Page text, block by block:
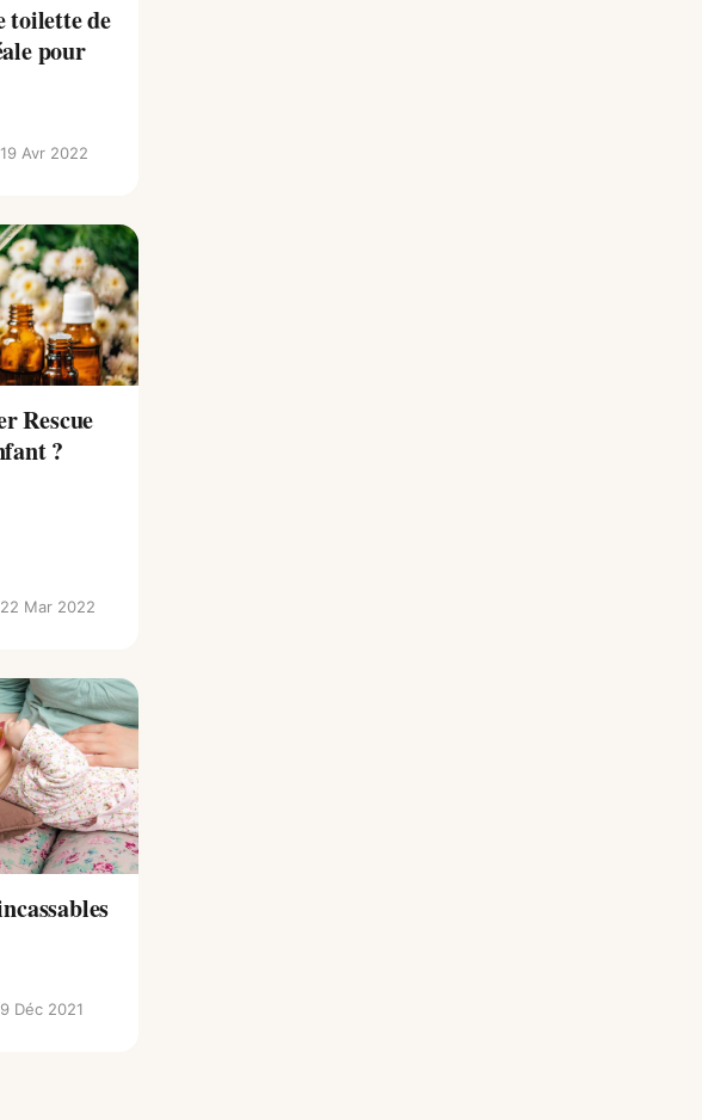
toilette de
pour
19 Avr 2022
Rescue
?
22 Mar 2022
9 Déc 2021